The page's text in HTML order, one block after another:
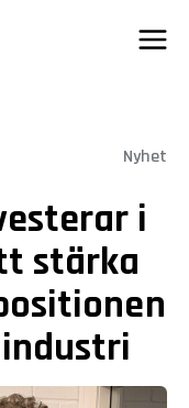
Nyhet
i
stärka